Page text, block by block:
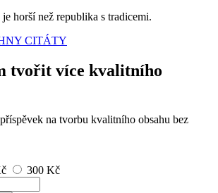
horší než republika s tradicemi.
CITÁTY
tvořit více kvalitního
na tvorbu kvalitního obsahu bez
300 Kč